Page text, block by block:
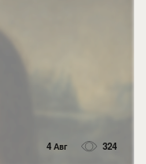
4 Авг 324